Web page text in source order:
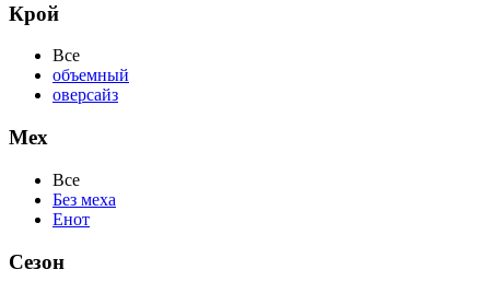
Крой
Все
объемный
оверсайз
Мех
Все
Без меха
Енот
Сезон